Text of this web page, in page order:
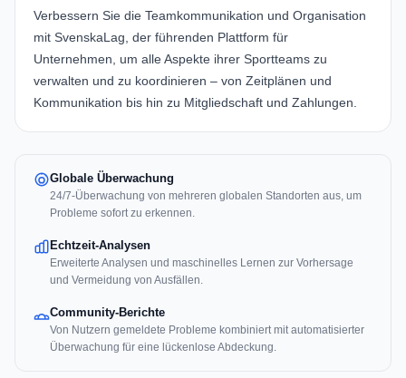
Verbessern Sie die Teamkommunikation und Organisation
mit SvenskaLag, der führenden Plattform für
Unternehmen, um alle Aspekte ihrer Sportteams zu
verwalten und zu koordinieren – von Zeitplänen und
Kommunikation bis hin zu Mitgliedschaft und Zahlungen.
Globale Überwachung
24/7-Überwachung von mehreren globalen Standorten aus, um
Probleme sofort zu erkennen.
Echtzeit-Analysen
Erweiterte Analysen und maschinelles Lernen zur Vorhersage
und Vermeidung von Ausfällen.
Community-Berichte
Von Nutzern gemeldete Probleme kombiniert mit automatisierter
Überwachung für eine lückenlose Abdeckung.